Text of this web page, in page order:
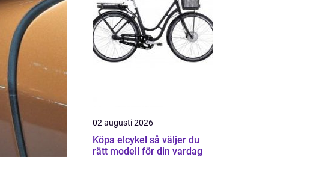
02 augusti 2026
Köpa elcykel så väljer du
rätt modell för din vardag